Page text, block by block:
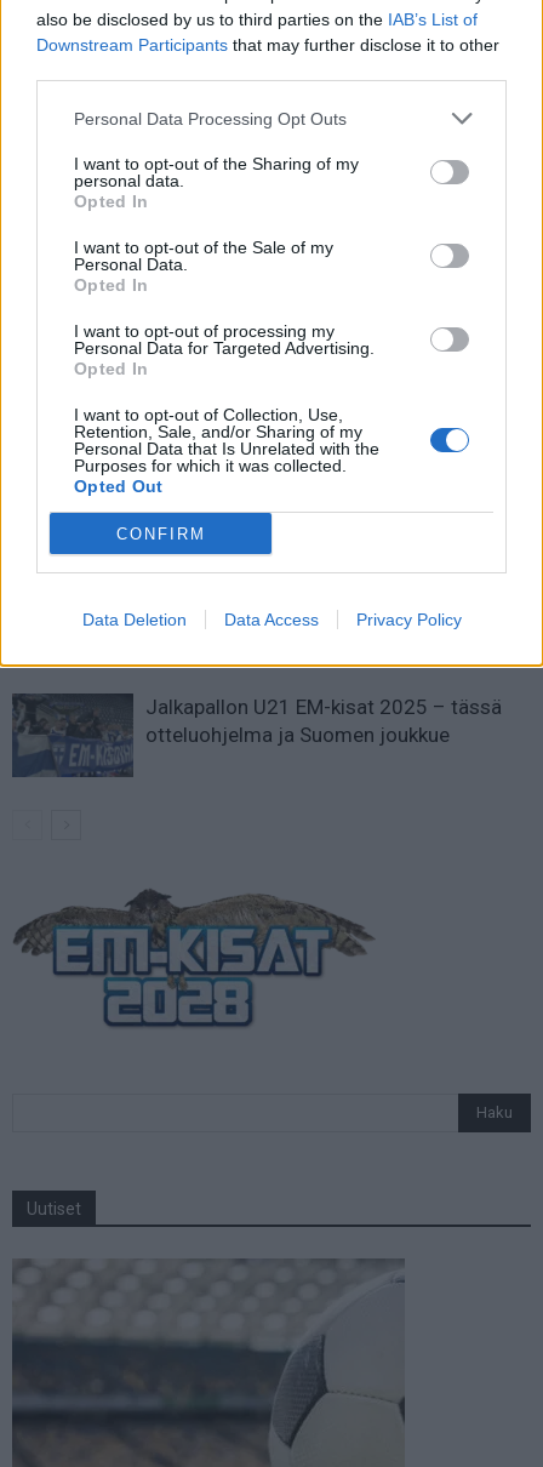
also be disclosed by us to third parties on the IAB’s List of
Downstream Participants that may further disclose it to other
Personal Data Processing Opt Outs
I want to opt-out of the Sharing of my
personal data.
Opted In
I want to opt-out of the Sale of my
Personal Data.
Opted In
I want to opt-out of processing my
Personal Data for Targeted Advertising.
Opted In
I want to opt-out of Collection, Use,
Retention, Sale, and/or Sharing of my
Personal Data that Is Unrelated with the
Purposes for which it was collected.
Opted Out
CONFIRM
Data Deletion Data Access Privacy Policy
Mikäli video ei näy, voit katsoa senVeikkausliiganX-tilillä.
Edellinen artikkeli
Simon Skrabb upotti Malmön –
iski voittomaalin ajassa 90+5
Seuraava artikkeli
tositoimista kaksi kuukautta
LIITTYVÄT ARTIKKELIT LISÄÄ TEKIJÄLTÄ
Suomen MM-karsintojen näkymät –
analyysi
näin katsot ottelun
Jalkapallon U21 EM-kisat 2025 – tässä
otteluohjelma ja Suomen joukkue
Uutiset